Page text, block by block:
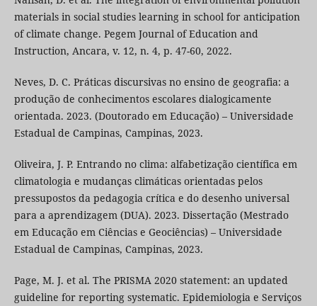
materials in social studies learning in school for anticipation
of climate change. Pegem Journal of Education and
Instruction, Ancara, v. 12, n. 4, p. 47-60, 2022.
Neves, D. C. Práticas discursivas no ensino de geografia: a
produção de conhecimentos escolares dialogicamente
orientada. 2023. (Doutorado em Educação) – Universidade
Estadual de Campinas, Campinas, 2023.
Oliveira, J. P. Entrando no clima: alfabetização científica em
climatologia e mudanças climáticas orientadas pelos
pressupostos da pedagogia crítica e do desenho universal
para a aprendizagem (DUA). 2023. Dissertação (Mestrado
em Educação em Ciências e Geociências) – Universidade
Estadual de Campinas, Campinas, 2023.
Page, M. J. et al. The PRISMA 2020 statement: an updated
guideline for reporting systematic. Epidemiologia e Serviços